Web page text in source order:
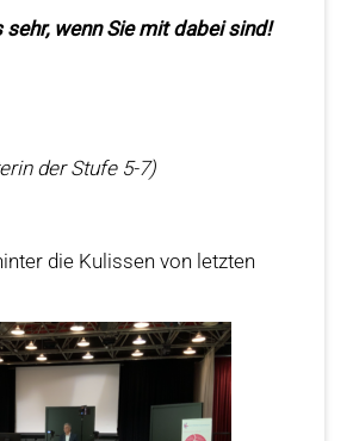
sehr, wenn Sie mit dabei sind!
der Stufe 5-7)
die Kulissen von letzten